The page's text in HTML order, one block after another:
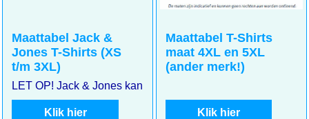
Maattabel Jack &
Jones T-Shirts (XS
t/m 3XL)
LET OP! Jack & Jones kan kleiner uitvallen. Meet goed uw
Klik hier
Maattabel T-Shirts
maat 4XL en 5XL
(ander merk!)
Klik hier